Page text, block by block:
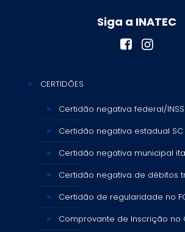
Siga a INATEC
CERTIDÕES
Certidão negativa federal/INSS
Certidão negativa estadual SC
Certidão negativa municipal
Certidão negativa de débitos
Certidão de regularidade no
Comprovante de Inscrição no